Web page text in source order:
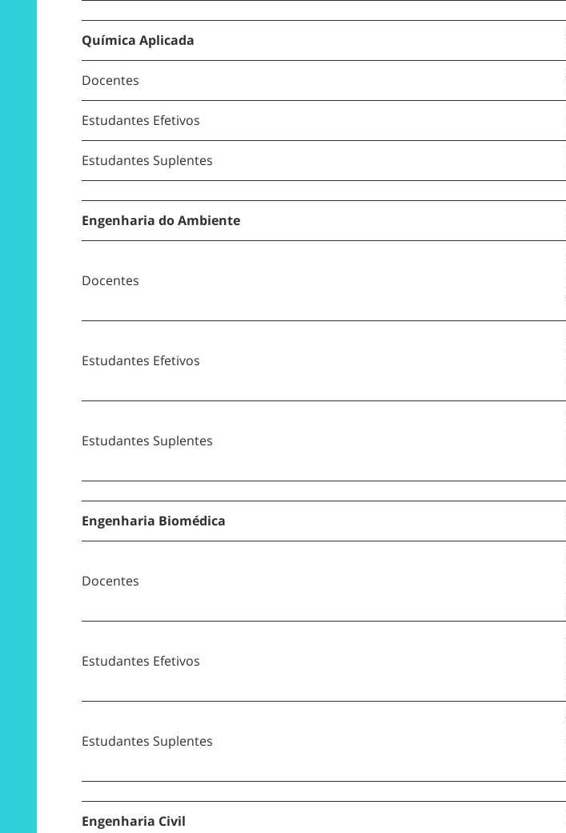
Química Aplicada
Docentes
Estudantes Efetivos
Estudantes Suplentes
Engenharia do Ambiente
Docentes
Estudantes Efetivos
Estudantes Suplentes
Engenharia Biomédica
Docentes
Estudantes Efetivos
Estudantes Suplentes
Engenharia Civil